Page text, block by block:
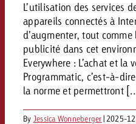
?
L’utilisation des services
appareils connectés à
d’augmenter, tout
publicité dans cet
Everywhere : L’achat et
Programmatic, c’est-à-
la norme et permettront
By Jessica Wonneberger| 2025-